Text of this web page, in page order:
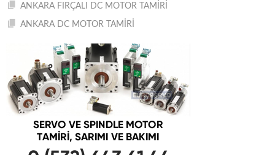
ANKARA FIRÇALI DC MOTOR TAMİRİ
ANKARA DC MOTOR TAMİRİ